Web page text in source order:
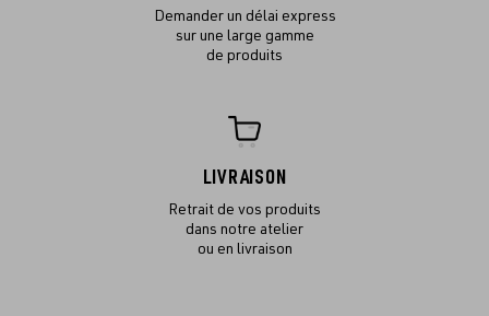
Demander un délai express
sur une large gamme
de produits
LIVRAISON
Retrait de vos produits
dans notre atelier
ou en livraison